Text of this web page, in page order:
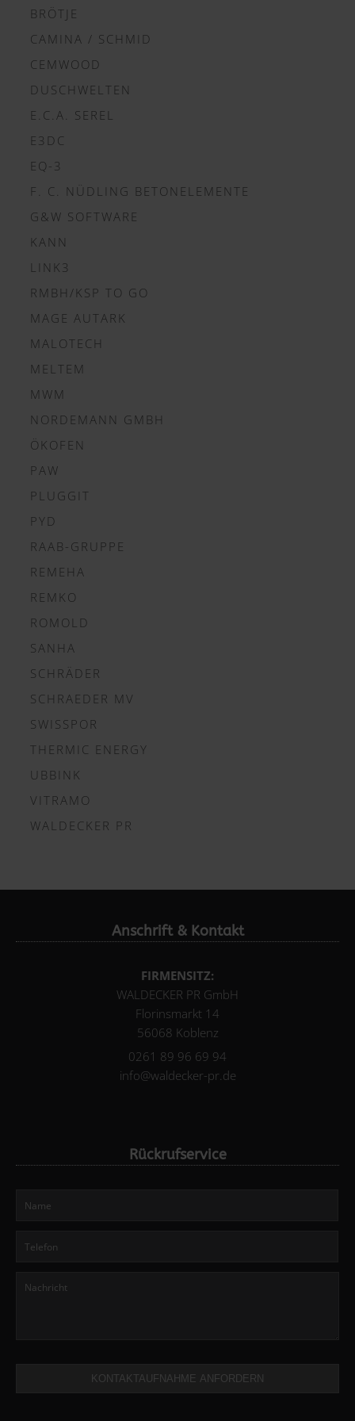
BRÖTJE
CAMINA / SCHMID
CEMWOOD
DUSCHWELTEN
E.C.A. SEREL
E3DC
EQ-3
F. C. NÜDLING BETONELEMENTE
G&W SOFTWARE
KANN
LINK3
RMBH/KSP TO GO
MAGE AUTARK
MALOTECH
MELTEM
MWM
NORDEMANN GMBH
ÖKOFEN
PAW
PLUGGIT
PYD
RAAB-GRUPPE
REMEHA
REMKO
ROMOLD
SANHA
SCHRÄDER
SCHRAEDER MV
SWISSPOR
THERMIC ENERGY
UBBINK
VITRAMO
WALDECKER PR
Anschrift & Kontakt
FIRMENSITZ:
WALDECKER PR GmbH
Florinsmarkt 14
56068 Koblenz
0261 89 96 69 94
info@waldecker-pr.de
Rückrufservice
KONTAKTAUFNAHME ANFORDERN